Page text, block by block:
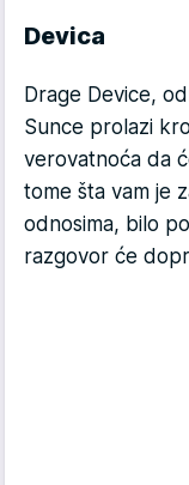
Devica
Drage Device,
Sunce prolazi
verovatnoća da
tome šta vam je
odnosima, bilo
razgovor će